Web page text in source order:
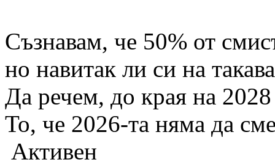
Съзнавам, че 50% от
но навитак ли си на
Да речем, до края на
То, че 2026-та няма да
Активен